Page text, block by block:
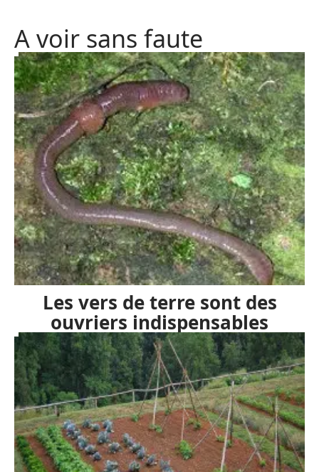
A voir sans faute
Les vers de terre sont des
ouvriers indispensables